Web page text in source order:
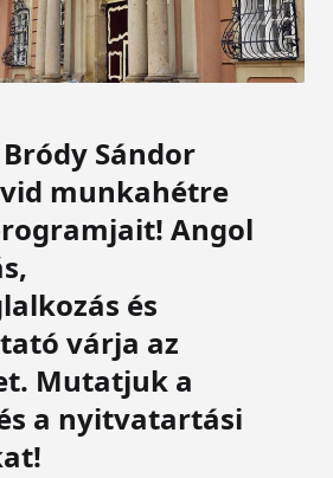
Sándor
munkahétre
Angol
és
várja az
Mutatjuk a
a nyitvatartási